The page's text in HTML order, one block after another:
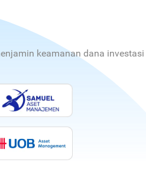
keamanan dana investasi